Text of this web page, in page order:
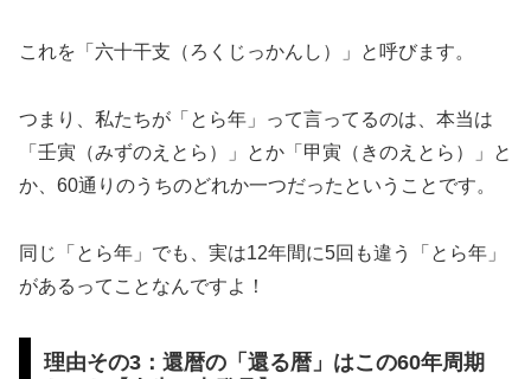
これを「六十干支（ろくじっかんし）」と呼びます。
つまり、私たちが「とら年」って言ってるのは、本当は
「壬寅（みずのえとら）」とか「甲寅（きのえとら）」と
か、60通りのうちのどれか一つだったということです。
同じ「とら年」でも、実は12年間に5回も違う「とら年」
があるってことなんですよ！
理由その3：還暦の「還る暦」はこの60年周期